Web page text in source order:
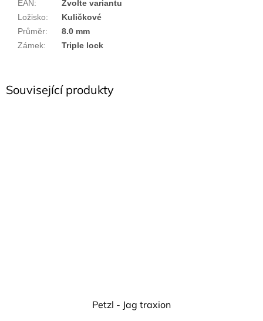
Související produkty
Petzl - Jag traxion
EAN:
Zvolte variantu
Ložisko:
Kuličkové
Průměr:
8.0 mm
Zámek: Triple lock